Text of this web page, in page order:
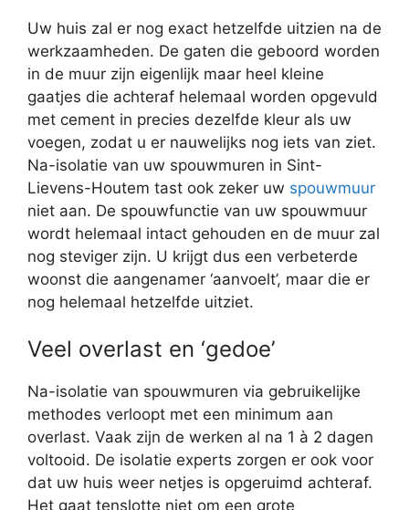
Uw huis zal er nog exact hetzelfde uitzien na de
werkzaamheden. De gaten die geboord worden
in de muur zijn eigenlijk maar heel kleine
gaatjes die achteraf helemaal worden opgevuld
met cement in precies dezelfde kleur als uw
voegen, zodat u er nauwelijks nog iets van ziet.
Na-isolatie van uw spouwmuren in Sint-
Lievens-Houtem tast ook zeker uw spouwmuur
niet aan. De spouwfunctie van uw spouwmuur
wordt helemaal intact gehouden en de muur zal
nog steviger zijn. U krijgt dus een verbeterde
woonst die aangenamer ‘aanvoelt’, maar die er
nog helemaal hetzelfde uitziet.
Veel overlast en ‘gedoe’
Na-isolatie van spouwmuren via gebruikelijke
methodes verloopt met een minimum aan
overlast. Vaak zijn de werken al na 1 à 2 dagen
voltooid. De isolatie experts zorgen er ook voor
dat uw huis weer netjes is opgeruimd achteraf.
Het gaat tenslotte niet om een grote